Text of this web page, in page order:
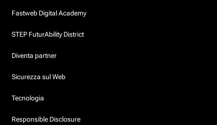
Fastweb Digital Academy
STEP FuturAbility District
Diventa partner
Sicurezza sul Web
Tecnologia
Responsible Disclosure